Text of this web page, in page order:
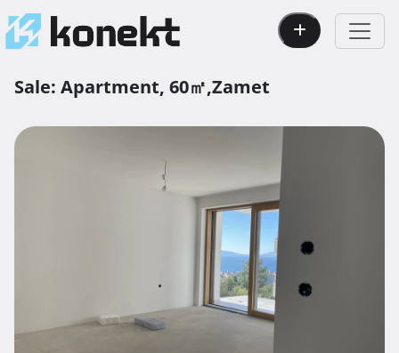
Sale: Apartment, 60㎡,Zamet